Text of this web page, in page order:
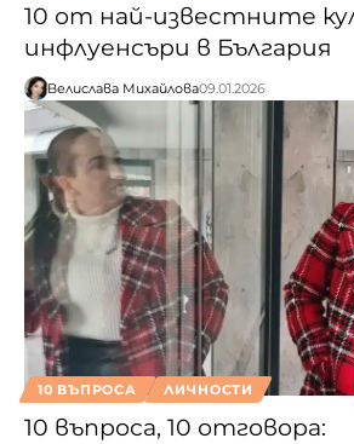
10 от най-известните
инфлуенсъри в България
Велислава Михайлова09.01.2026
10 ВЪПРОСА ЛИЧНОСТИ
10 въпроса, 10 отговора: